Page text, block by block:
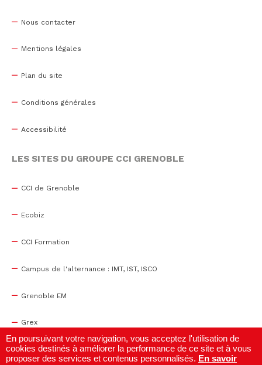
Nous contacter
Mentions légales
Plan du site
Conditions générales
Accessibilité
LES SITES DU GROUPE CCI GRENOBLE
CCI de Grenoble
Ecobiz
CCI Formation
Campus de l'alternance : IMT, IST, ISCO
Grenoble EM
Grex
WTC Grenoble
En poursuivant votre navigation, vous acceptez l'utilisation de
cookies destinés à améliorer la performance de ce site et à vous
proposer des services et contenus personnalisés. En savoir